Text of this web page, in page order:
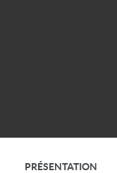
PRÉSENTATION